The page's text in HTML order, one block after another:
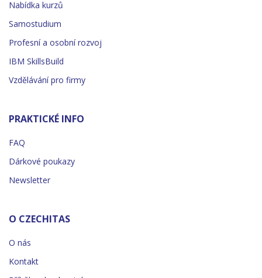
Nabídka kurzů
Samostudium
Profesní a osobní rozvoj
IBM SkillsBuild
Vzdělávání pro firmy
PRAKTICKÉ INFO
FAQ
Dárkové poukazy
Newsletter
O CZECHITAS
O nás
Kontakt